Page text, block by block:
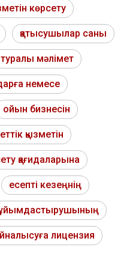
көрсету
қатысушылар саны
туралы мәлімет
немесе
ойын бизнесін
қызметін
қағидаларына
есепті кезеңнің
ұйымдастырушының
лицензия